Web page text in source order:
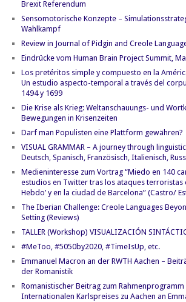
Brexit Referendum
Sensomotorische Konzepte –
Wahlkampf
Review in Journal of Pidgin and Creole
Eindrücke vom Human Brain Project Summit,
Los pretéritos simple y compuesto en la
Un estudio aspecto-temporal a través del
1494 y 1699
Die Krise als Krieg: Weltanschauungs- und
Bewegungen in Krisenzeiten
Darf man Populisten eine Plattform gewähren?
VISUAL GRAMMAR – A journey through
Deutsch, Spanisch, Französisch, Italienisch,
Medieninteresse zum Vortrag “Miedo en 140
estudios en Twitter tras los ataques terroristas
Hebdo’ y en la ciudad de Barcelona” (Castro/
The Iberian Challenge: Creole Languages
Setting (Reviews)
TALLER (Workshop) VISUALIZACIÓN
#MeToo, #5050by2020, #TimeIsUp, etc.
Emmanuel Macron an der RWTH Aachen –
der Romanistik
Romanistischer Beitrag zum
Internationalen Karlspreises zu Aachen an